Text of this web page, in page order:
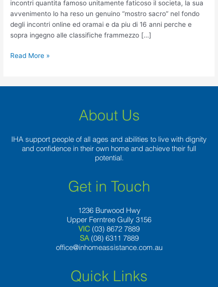
incontri quantita famoso unitamente faticoso il societa, la sua
avvenimento lo ha reso un genuino “mostro sacro” nel fondo
degli incontri online ed oramai e da piu di 16 anni perche e
sopra ingegno alle classifiche frammezzo […]
aspettative
degli
utenti
Read More »
About Us
IHA support people of all ages and abilities to live with dignity
and confidence in their own home and achieve their full
potential.
Get in Touch
1236 Burwood Hwy
Upper Ferntree Gully 3156
VIC (03) 8672 7889
SA (08) 6311 7889
office@inhomeassistance.com.au
Quick Links